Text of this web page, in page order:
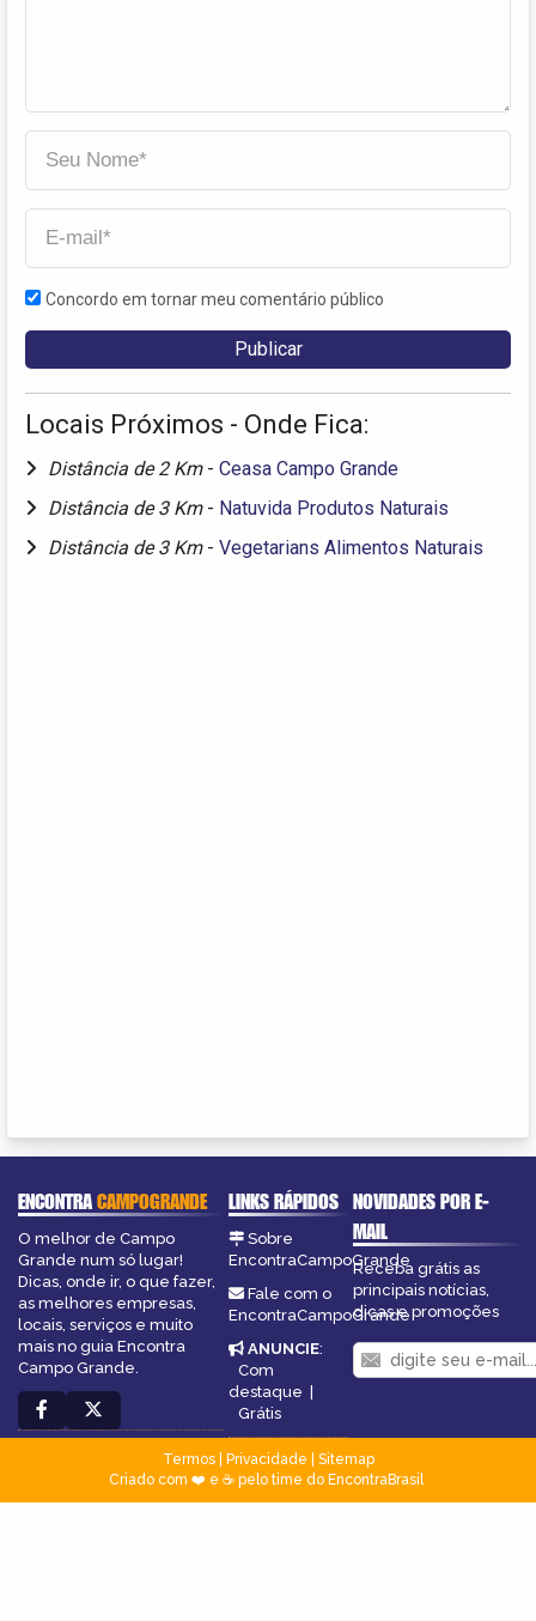
Concordo em tornar meu comentário público
Locais Próximos - Onde Fica:
Distância de 2 Km - Ceasa Campo Grande
Distância de 3 Km - Natuvida Produtos Naturais
Distância de 3 Km - Vegetarians Alimentos Naturais
ENCONTRACAMPOGRANDE
O melhor de Campo
Grande num só lugar!
Dicas, onde ir, o que fazer,
as melhores empresas,
locais, serviços e muito
mais no guia Encontra
Campo Grande.
LINKS RÁPIDOS
Sobre
EncontraCampoGrande
Fale com o
EncontraCampoGrande
ANUNCIE:
Com
destaque |
Grátis
NOVIDADES POR E-
MAIL
Receba grátis as
principais notícias,
dicas e promoções
Termos| Privacidade
Sitemap
Criado com ❤️ e ☕ pelo time do EncontraBrasil